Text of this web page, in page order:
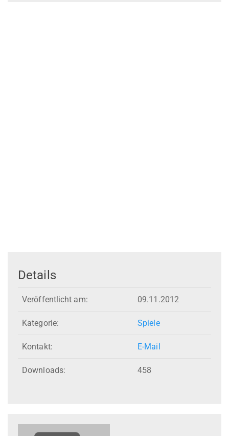
Details
Veröffentlicht am: 09.11.2012
Kategorie: Spiele
Kontakt: E-Mail
Downloads: 458